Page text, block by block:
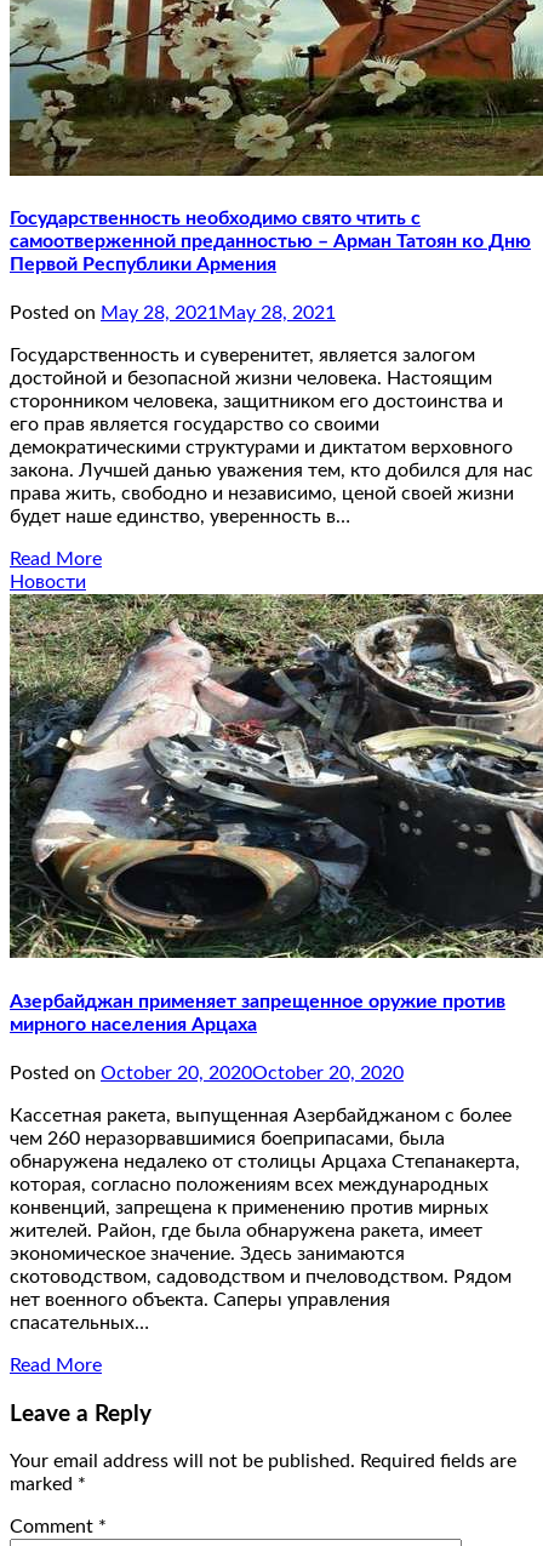
Государственность необходимо свято чтить с
самоотверженной преданностью – Арман Татоян ко Дню
Первой Республики Армения
Posted on May 28, 2021May 28, 2021
Государственность и суверенитет, является залогом
достойной и безопасной жизни человека. Настоящим
сторонником человека, защитником его достоинства и
его прав является государство со своими
демократическими структурами и диктатом верховного
закона. Лучшей данью уважения тем, кто добился для нас
права жить, свободно и независимо, ценой своей жизни
будет наше единство, уверенность в…
Read More
Новости
Азербайджан применяет запрещенное оружие против
мирного населения Арцаха
Posted on October 20, 2020October 20, 2020
Кассетная ракета, выпущенная Азербайджаном с более
чем 260 неразорвавшимися боеприпасами, была
обнаружена недалеко от столицы Арцаха Степанакерта,
которая, согласно положениям всех международных
конвенций, запрещена к применению против мирных
жителей. Район, где была обнаружена ракета, имеет
экономическое значение. Здесь занимаются
скотоводством, садоводством и пчеловодством. Рядом
нет военного объекта. Саперы управления
спасательных…
Read More
Leave a Reply
Your email address will not be published. Required fields are
marked *
Comment *